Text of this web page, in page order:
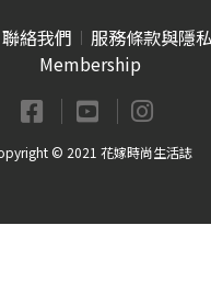
聯絡我們
服務條款與隱
Membership
© 2021 花嫁時尚生活誌